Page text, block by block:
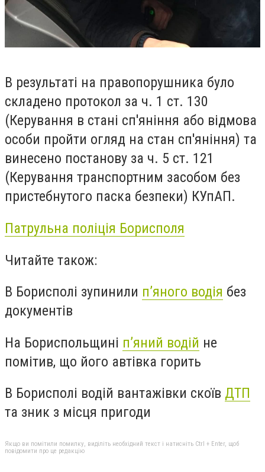
В результаті на правопорушника було
складено протокол за ч. 1 ст. 130
(Керування в стані сп'яніння або відмова
особи пройти огляд на стан сп'яніння) та
винесено постанову за ч. 5 ст. 121
(Керування транспортним засобом без
пристебнутого паска безпеки) КУпАП.
Патрульна поліція Борисполя
Читайте також:
В Борисполі зупинили п’яного водія без
документів
На Бориспольщині п’яний водій не
помітив, що його автівка горить
В Борисполі водій вантажівки скоїв ДТП
та зник з місця пригоди
Якщо ви помітили помилку, виділіть необхідний текст і натисніть Ctrl + Enter, щоб
повідомити про це редакцію